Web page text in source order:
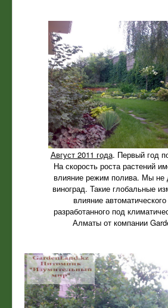
Август 2011 года. Первый год
На скорость роста растений
влияние режим полива. Мы не
виноград. Такие глобальные
влияние
разработанного под
Алматы от компании